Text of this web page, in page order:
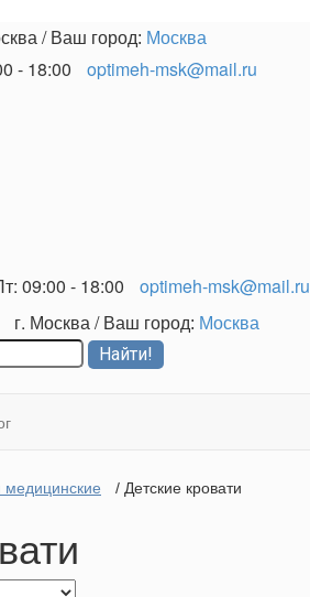
/ Ваш город: Москва
- 18:00 optimeh-msk@mail.ru
09:00 - 18:00
optimeh-msk@mail.ru
г. Москва/ Ваш город: Москва
медицинские / Детские кровати